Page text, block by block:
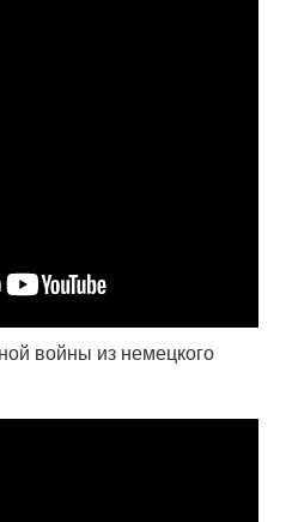
войны из немецкого